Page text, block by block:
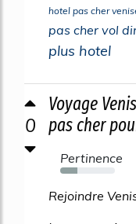
hotel pas cher
pas cher vol
plus hotel
0
Voyage
pas cher
Pertinence
32%
Rejoindre